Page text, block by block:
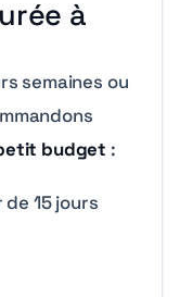
à
semaines ou
budget :
15 jours